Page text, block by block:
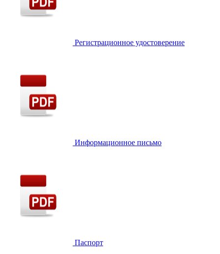
Регистрационное удостоверение
Информационное письмо
Паспорт